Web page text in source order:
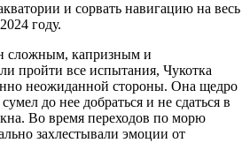
и сорвать навигацию на весь
году.
сложным, капризным и
пройти все испытания, Чукотка
неожиданной стороны. Она щедро
до нее добраться и не сдаться в
Во время переходов по морю
захлестывали эмоции от